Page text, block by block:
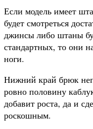
Если модель имеет
будет смотреться
джинсы либо штаны
стандартных, то они
ноги.
Нижний край брюк
ровно половину
добавит роста, да и
роскошным.